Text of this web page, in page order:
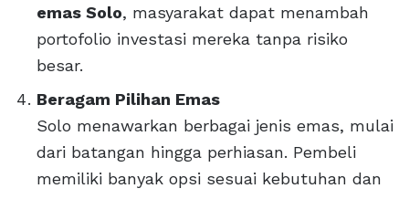
emas Solo, masyarakat dapat menambah
portofolio investasi mereka tanpa risiko
besar.
Beragam Pilihan Emas
Solo menawarkan berbagai jenis emas, mulai
dari batangan hingga perhiasan. Pembeli
memiliki banyak opsi sesuai kebutuhan dan